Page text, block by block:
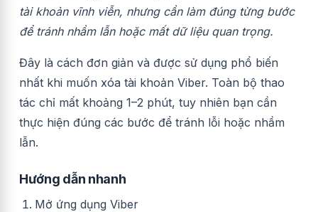
tài khoản vĩnh viễn, nhưng cần làm đúng từng bước
để tránh nhầm lẫn hoặc mất dữ liệu quan trọng.
Đây là cách đơn giản và được sử dụng phổ biến
nhất khi muốn xóa tài khoản Viber. Toàn bộ thao
tác chỉ mất khoảng 1–2 phút, tuy nhiên bạn cần
thực hiện đúng các bước để tránh lỗi hoặc nhầm
lẫn.
Hướng dẫn nhanh
Mở ứng dụng Viber